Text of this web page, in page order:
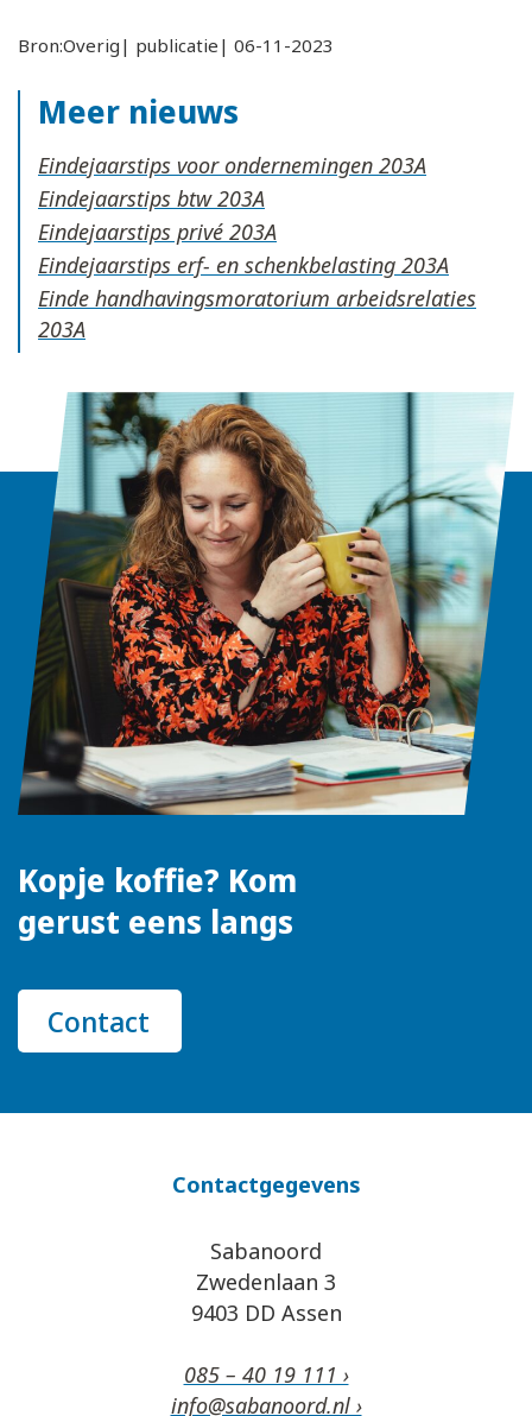
Bron:Overig| publicatie| 06-11-2023
Meer nieuws
Eindejaarstips voor ondernemingen
Eindejaarstips btw
Eindejaarstips privé
Eindejaarstips erf- en schenkbelasting
Einde handhavingsmoratorium arbeidsrelaties
Kopje koffie? Kom
gerust eens langs
Contact
Contactgegevens
Sabanoord
Zwedenlaan 3
9403 DD Assen
085 – 40 19 111 ›
info@sabanoord.nl ›